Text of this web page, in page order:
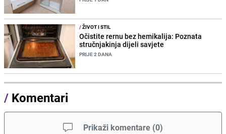
/ŽIVOT I STIL
Očistite rernu bez hemikalija: Poznata
stručnjakinja dijeli savjete
PRIJE 2 DANA
/ Komentari
Prikaži komentare (0)